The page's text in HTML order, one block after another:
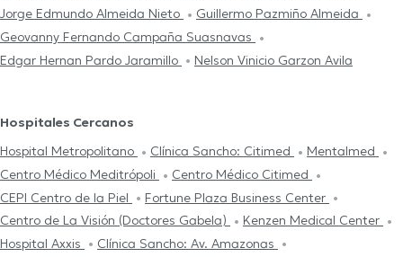
Jorge Edmundo Almeida Nieto
Guillermo Pazmiño Almeida
Geovanny Fernando Campaña Suasnavas
Edgar Hernan Pardo Jaramillo
Nelson Vinicio Garzon Avila
Hospitales Cercanos
Hospital Metropolitano
Clínica Sancho: Citimed
Mentalmed
Centro Médico Meditrópoli
Centro Médico Citimed
CEPI Centro de la Piel
Fortune Plaza Business Center
Centro de La Visión (Doctores Gabela)
Kenzen Medical Center
Hospital Axxis
Clínica Sancho: Av. Amazonas